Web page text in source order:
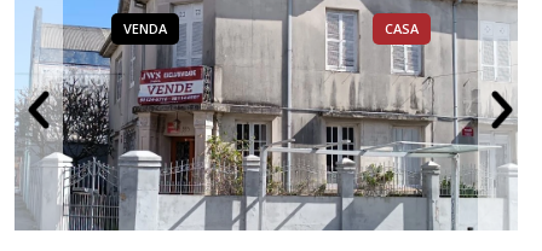
VENDA CASA